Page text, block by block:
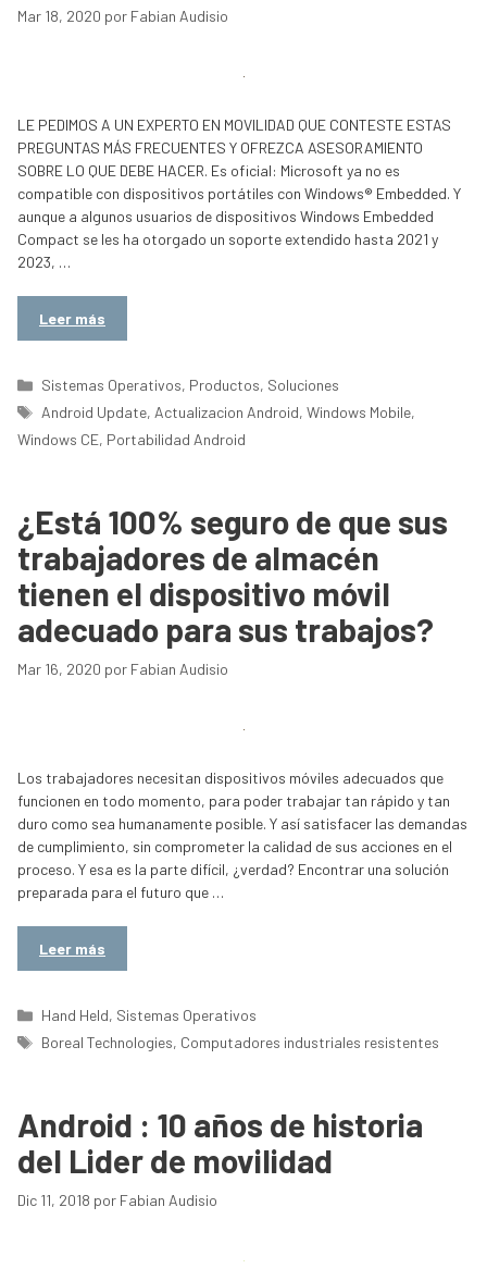
Mar 18, 2020 por Fabian Audisio
LE PEDIMOS A UN EXPERTO EN MOVILIDAD QUE CONTESTE ESTAS
PREGUNTAS MÁS FRECUENTES Y OFREZCA ASESORAMIENTO
SOBRE LO QUE DEBE HACER. Es oficial: Microsoft ya no es
compatible con dispositivos portátiles con Windows® Embedded. Y
aunque a algunos usuarios de dispositivos Windows Embedded
Compact se les ha otorgado un soporte extendido hasta 2021 y
2023, …
Leer más
Categorías
Sistemas Operativos, Productos, Soluciones
Etiquetas
Android Update, Actualizacion Android,Windows Mobile,
Windows CE, Portabilidad Android
¿Está 100% seguro de que sus
trabajadores de almacén
tienen el dispositivo móvil
adecuado para sus trabajos?
Mar 16, 2020 por Fabian Audisio
Los trabajadores necesitan dispositivos móviles adecuados que
funcionen en todo momento, para poder trabajar tan rápido y tan
duro como sea humanamente posible. Y así satisfacer las demandas
de cumplimiento, sin comprometer la calidad de sus acciones en el
proceso. Y esa es la parte difícil, ¿verdad? Encontrar una solución
preparada para el futuro que …
Leer más
Categorías
Hand Held, Sistemas Operativos
Etiquetas
Boreal Technologies, Computadores industriales resistentes
Android : 10 años de historia
del Lider de movilidad
Dic 11, 2018 por Fabian Audisio